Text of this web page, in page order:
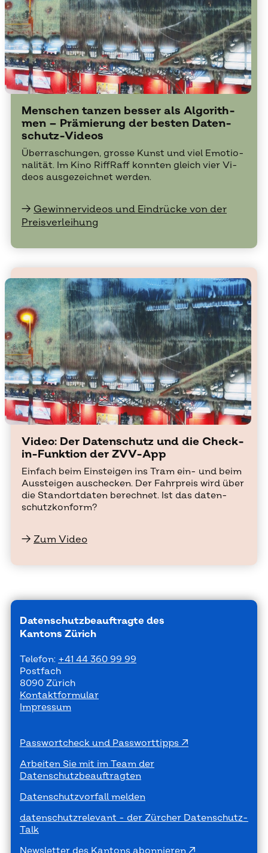
Men­schen tan­zen bes­ser als Al­go­rith­
men – Prä­mie­rung der bes­ten Da­ten­
schutz-Vi­de­os
Über­ra­schun­gen, gros­se Kunst und viel Emo­tio­
na­li­tät. Im Kino Riff­Raff konn­ten gleich vier Vi­
de­os aus­ge­zeich­net wer­den.
→ Gewinnervideos und Eindrücke von der
Preisverleihung
Vi­deo: Der Da­ten­schutz und die Check-
in-Funk­ti­on der ZVV-App
Ein­fach beim Ein­stei­gen ins Tram ein- und beim
Aus­stei­gen aus­che­cken. Der Fahr­preis wird über
die Stand­ort­da­ten be­rech­net. Ist das da­ten­
schutz­kon­form?
→ Zum Video
Datenschutzbeauftragte des
Kantons Zürich
Telefon: +41 44 360 99 99
Postfach
8090 Zürich
Kontaktformular
Impressum
Passwortcheck und Passworttipps
Arbeiten Sie mit im Team der
Datenschutzbeauftragten
Datenschutzvorfall melden
datenschutzrelevant - der Zürcher Datenschutz-
Talk